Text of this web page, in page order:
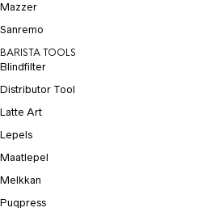
Mazzer
Sanremo
BARISTA TOOLS
Blindfilter
Distributor Tool
Latte Art
Lepels
Maatlepel
Melkkan
Puqpress